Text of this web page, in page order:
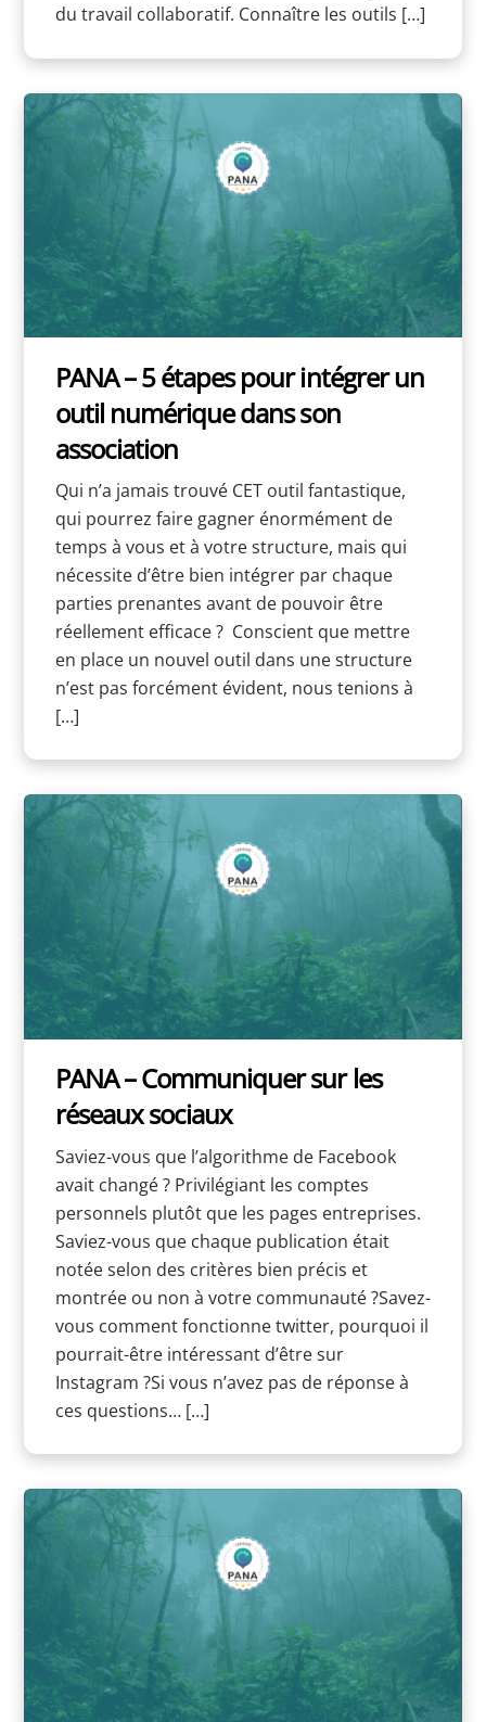
du travail collaboratif. Connaître les outils […]
PANA – 5 étapes pour intégrer un
outil numérique dans son
association
Qui n’a jamais trouvé CET outil fantastique,
qui pourrez faire gagner énormément de
temps à vous et à votre structure, mais qui
nécessite d’être bien intégrer par chaque
parties prenantes avant de pouvoir être
réellement efficace ? Conscient que mettre
en place un nouvel outil dans une structure
n’est pas forcément évident, nous tenions à
[…]
PANA – Communiquer sur les
réseaux sociaux
Saviez-vous que l’algorithme de Facebook
avait changé ? Privilégiant les comptes
personnels plutôt que les pages entreprises.
Saviez-vous que chaque publication était
notée selon des critères bien précis et
montrée ou non à votre communauté ?Savez-
vous comment fonctionne twitter, pourquoi il
pourrait-être intéressant d’être sur
Instagram ?Si vous n’avez pas de réponse à
ces questions… […]